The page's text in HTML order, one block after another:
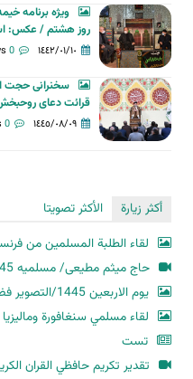
ويژه برنامه
روز هشتم / عکس:
١٤٤٢/٠١/١٠ 0 comments
سخنرانی حجت
قرائت دعای
١٤٤٥/٠٨/٠٩ 0 comments
أكثر زيارة
الأكثر تصويتا
لقاء الطلبة المسلمين من
حاج میثم مطیعی/ مسلمیه 1445
یوم الاربعین 1445/التصویر فضل الله بیجنی
لقاء مسلمي سنغافورة
تست
تقدير تكريم حافظي القران